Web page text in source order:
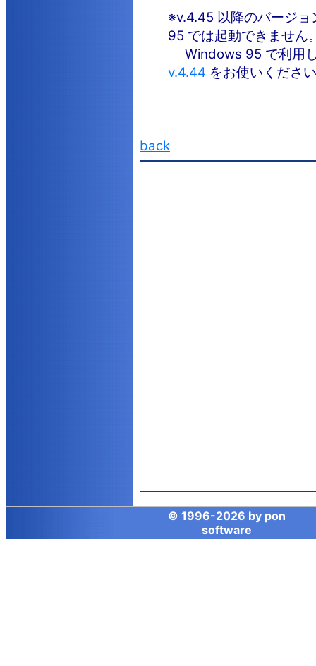
※v.4.45 以降のバージ
95 では起動できません
Windows 95 で利用
v.4.44 をお使いくださ
back
© 1996-2026 by pon
software